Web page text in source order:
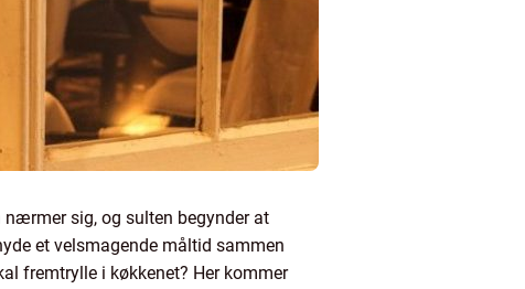
sig, og sulten begynder at
et velsmagende måltid sammen
fremtrylle i køkkenet? Her kommer